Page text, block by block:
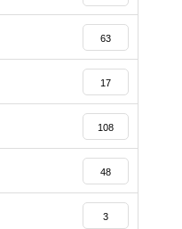
63
17
108
48
3